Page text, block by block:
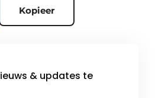
Kopieer
& updates te